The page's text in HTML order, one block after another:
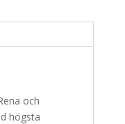
och
högsta